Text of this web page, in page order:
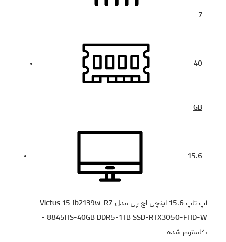
7
40
GB
15.6
لپ تاپ 15.6 اینچی اچ‌ پی مدل Victus 15 fb2139w-R7
8845HS-40GB DDR5-1TB SSD-RTX3050-FHD-W -
کاستوم شده